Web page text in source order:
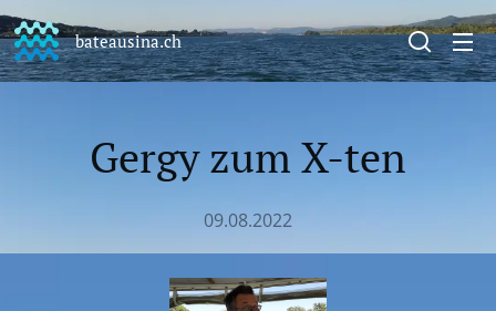
bateausina.ch
Gergy zum X-ten
09.08.2022